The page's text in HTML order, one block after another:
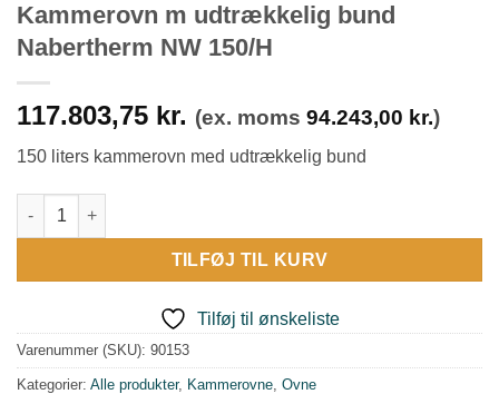
Kammerovn m udtrækkelig bund
Nabertherm NW 150/H
117.803,75 kr. (ex. moms 94.243,00 kr.)
150 liters kammerovn med udtrækkelig bund
Kammerovn m udtrækkelig bund Nabertherm NW 150/H antal
TILFØJ TIL KURV
Tilføj til ønskeliste
Varenummer (SKU): 90153
Kategorier: Alle produkter, Kammerovne Ovne